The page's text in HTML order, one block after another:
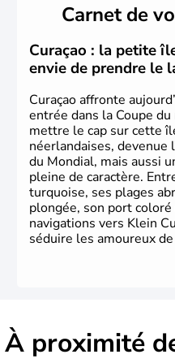
lesquelles bénéficient
peut se targuer de grands
les domaines, des arts à
philosophie. Hertz,
Herman Hesse ou bien
Carnet de
Curaçao : la petite
envie de prendre le
Curaçao affronte
entrée dans la Coupe du
mettre le cap sur cette
néerlandaises, devenue
du Mondial, mais aussi
pleine de caractère.
turquoise, ses plages
plongée, son port
navigations vers Klein
séduire les amoureux
À proximité